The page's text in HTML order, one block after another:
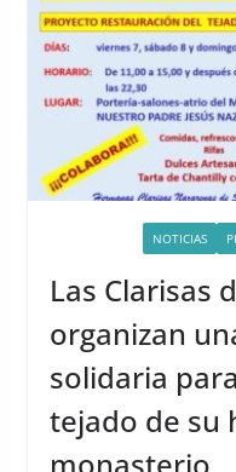
NOTICIAS
Las Clarisas
organizan
solidaria
tejado de su